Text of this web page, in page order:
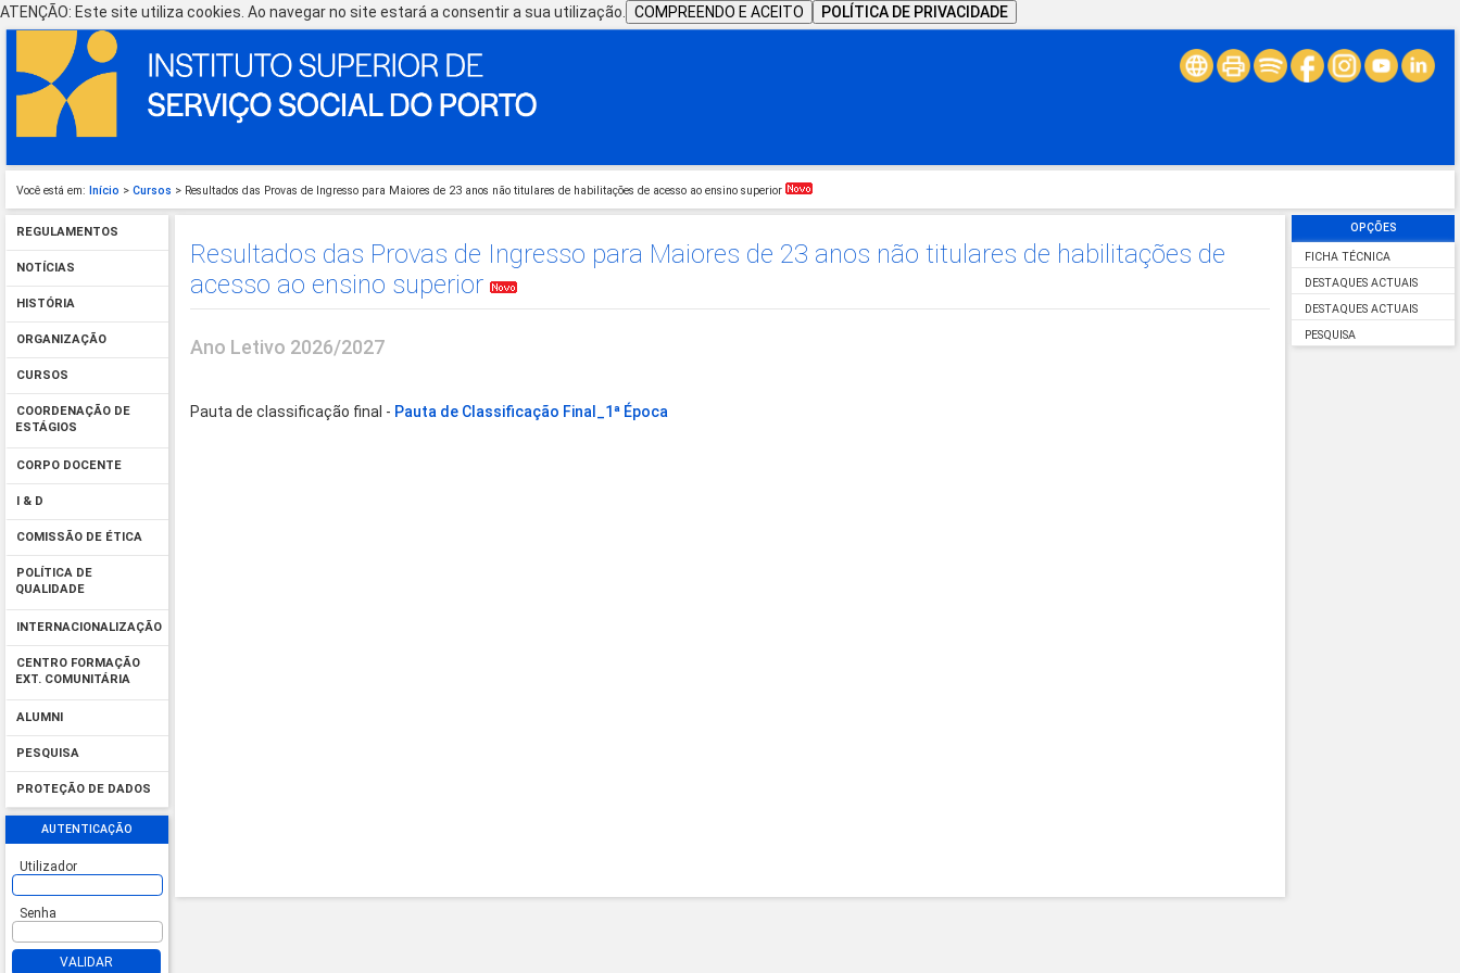
ATENÇÃO: Este site utiliza cookies. Ao navegar no site estará a consentir a sua utilização. COMPREENDO E ACEITO POLÍTICA DE PRIVACIDADE
Você está em: Início > Cursos > Resultados das Provas de Ingresso para Maiores de 23 anos não titulares de habilitações de acesso ao ensino superior
REGULAMENTOS
NOTÍCIAS
HISTÓRIA
ORGANIZAÇÃO
CURSOS
COORDENAÇÃO DE
ESTÁGIOS
CORPO DOCENTE
I & D
COMISSÃO DE ÉTICA
POLÍTICA DE
QUALIDADE
INTERNACIONALIZAÇÃO
CENTRO FORMAÇÃO
EXT. COMUNITÁRIA
ALUMNI
PESQUISA
PROTEÇÃO DE DADOS
AUTENTICAÇÃO
Utilizador
Senha
VALIDAR
OPÇÕES
FICHA TÉCNICA
DESTAQUES ACTUAIS
DESTAQUES ACTUAIS
PESQUISA
Resultados das Provas de Ingresso para Maiores de 23 anos não titulares de habilitações de
acesso ao ensino superior
Ano Letivo 2026/2027
Pauta de classificação final - Pauta de Classificação Final_1ª Época